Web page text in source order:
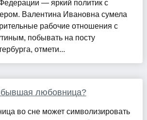
— яркий политик с
Валентина Ивановна сумела
рабочие отношения с
побывать на посту
отмети...
бывшая любовница?
во сне может символизировать